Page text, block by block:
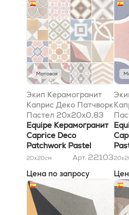
Матовая
Экип Керамогранит
Каприс Деко Патчворк
Пастел 20x20x0,83
Equipe Керамогранит
Caprice Deco
Patchwork Pastel
20x20x0,83
20x20см Арт. 22103
Цена по запросу